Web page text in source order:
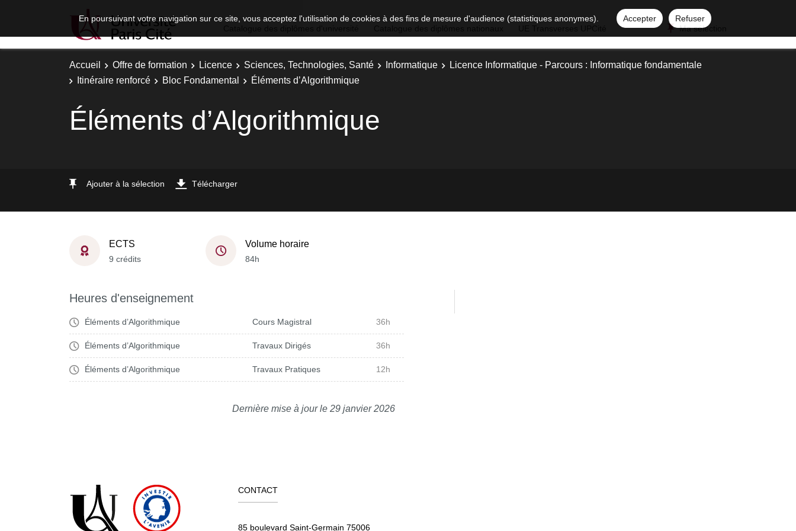
En poursuivant votre navigation sur ce site, vous acceptez l'utilisation de cookies à des fins de mesure d'audience (statistiques anonymes). Accepter
Refuser
Ma sélection
Accueil Offre de formation Licence Sciences, Technologies, Santé Informatique
Licence Informatique - Parcours : Informatique fondamentale
Itinéraire renforcé
Bloc Fondamental Éléments d’Algorithmique
Éléments d’Algorithmique
Ajouter à la sélection Télécharger
ECTS
9 crédits
Volume horaire
84h
Heures d'enseignement
Éléments d’Algorithmique Cours Magistral 36h
Éléments d’Algorithmique Travaux Dirigés 36h
Éléments d’Algorithmique Travaux Pratiques 12h
Dernière mise à jour le 29 janvier 2026
CONTACT
85 boulevard Saint-Germain 75006